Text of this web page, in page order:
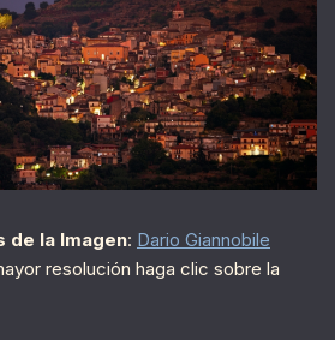
de la Imagen: Dario Giannobile
resolución haga clic sobre la